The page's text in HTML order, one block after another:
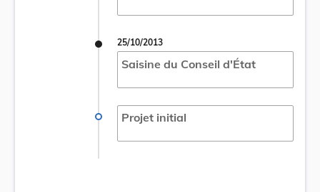
25/10/2013
Saisine du Conseil d'État
Projet initial